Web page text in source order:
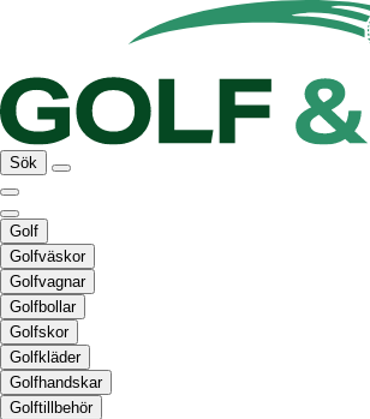
Sök
Golf
Golfväskor
Golfvagnar
Golfbollar
Golfskor
Golfkläder
Golfhandskar
Golftillbehör